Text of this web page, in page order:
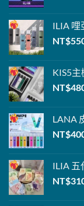
ILIA 哩
NT$
KIS5主
NT$
LANA
NT$
ILIA 五
NT$